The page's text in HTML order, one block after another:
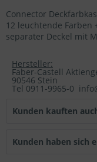
Connector
12 leuchtende Farben
separater Deckel mit
Hersteller:
Faber-Castell
90546 Stein
Tel 0911-9965-0
Kunden kauften
Kunden haben sich